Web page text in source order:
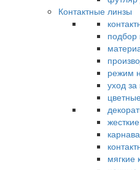
Контактные линзы
подбор
режим
уход
мягкие